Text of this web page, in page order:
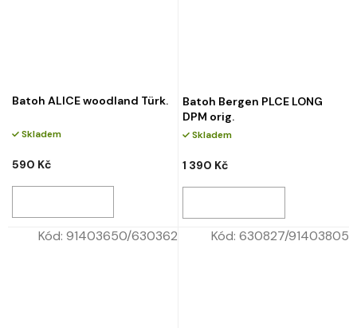
Batoh ALICE woodland Türk.
Skladem
590 Kč
Batoh Bergen PLCE LONG
DPM orig.
Skladem
1 390 Kč
Kód: 91403650/630362 Kód: 630827/91403805